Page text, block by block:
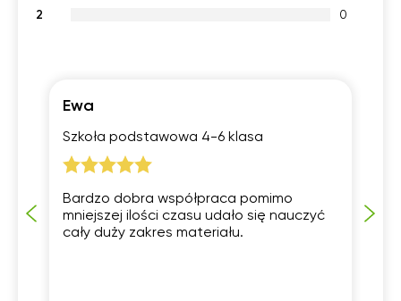
2
0
Ewa
Szkoła podstawowa 4-6 klasa
Bardzo dobra współpraca pomimo
mniejszej ilości czasu udało się nauczyć
cały duży zakres materiału.